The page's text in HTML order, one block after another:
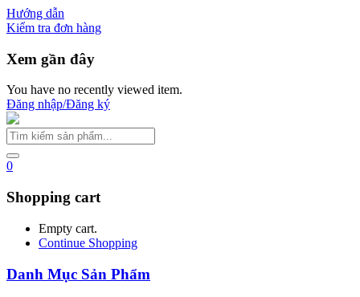
Hướng dẫn
Kiểm tra đơn hàng
Xem gần đây
You have no recently viewed item.
Đăng nhập/Đăng ký
0
Shopping cart
Empty cart.
Continue Shopping
Danh Mục Sản Phẩm